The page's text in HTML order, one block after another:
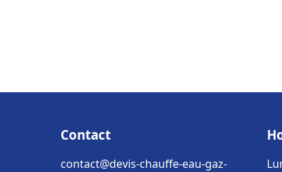
Contact
contact@devis-chauffe-eau-gaz-